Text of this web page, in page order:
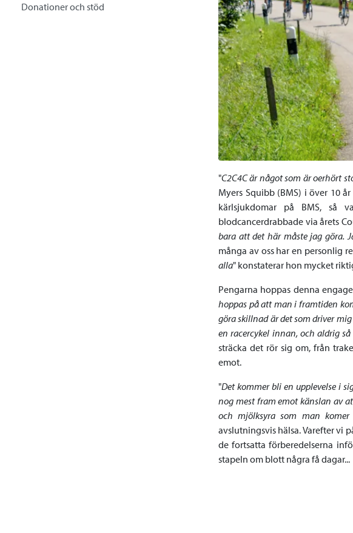
Donationer och stöd
"C2C4C är något som är oerhört
Myers Squibb (BMS) i över 10
kärlsjukdomar på BMS, så
blodcancerdrabbade via årets
bara att det här måste jag göra.
många av oss har en personlig
alla" konstaterar hon mycket
Pengarna hoppas denna
hoppas på att man i framtiden
göra skillnad är det som driver
en racercykel innan, och aldrig
sträcka det rör sig om, från
emot.
"Det kommer bli en upplevelse i
nog mest fram emot känslan av
och mjölksyra som man
avslutningsvis hälsa. Varefter vi
de fortsatta förberedelserna
stapeln om blott några få dagar...